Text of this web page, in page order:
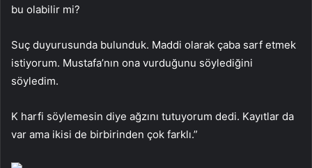
bu olabilir mi?
Suç duyurusunda bulunduk. Maddi olarak çaba sarf etmek
istiyorum. Mustafa’nın ona vurduğunu söylediğini
söyledim.
K harfi söylemesin diye ağzını tutuyorum dedi. Kayıtlar da
var ama ikisi de birbirinden çok farklı.”